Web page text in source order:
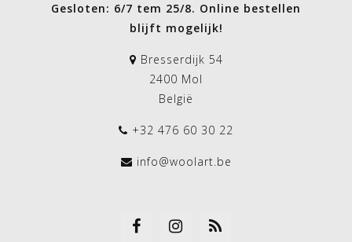
Gesloten: 6/7 tem 25/8. Online bestellen
blijft mogelijk!
Bresserdijk 54
2400 Mol
België
+32 476 60 30 22
info@woolart.be